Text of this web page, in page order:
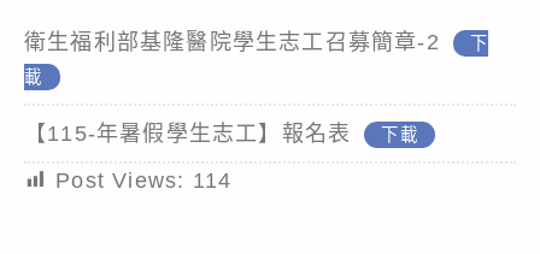
衛生福利部基隆醫院學生志工召募簡章-2
下
載
【115-年暑假學生志工】報名表 下載
Post Views: 114